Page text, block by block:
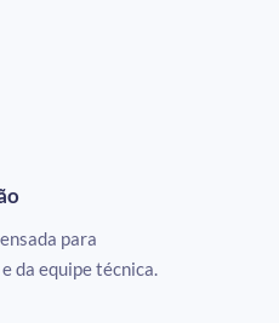
para
da equipe técnica.